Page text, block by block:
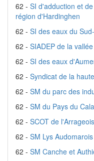
62 - SI d'adduction et
région d'Hardinghen
62 - SI des eaux du
62 - SIADEP de la
62 - SI des eaux
62 - Syndicat de la
62 - SM du parc des
62 - SM du Pays du
62 - SCOT de l'Arrageois
62 - SM Lys
62 - SM Canche et